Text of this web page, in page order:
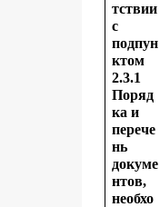
тствии
с
подпун
ктом
2.3.1
Поряд
ка и
перече
нь
докуме
нтов,
необхо